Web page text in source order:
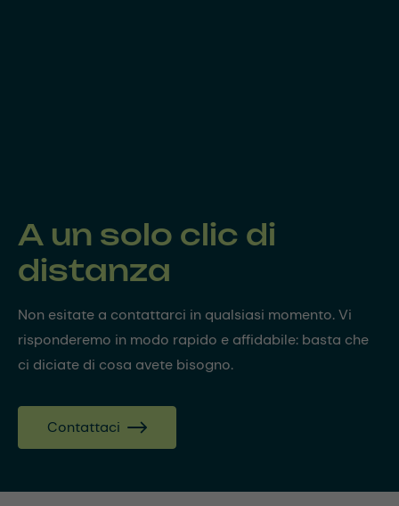
A un solo clic di
distanza
Non esitate a contattarci in qualsiasi momento. Vi
risponderemo in modo rapido e affidabile: basta che
ci diciate di cosa avete bisogno.
Contattaci